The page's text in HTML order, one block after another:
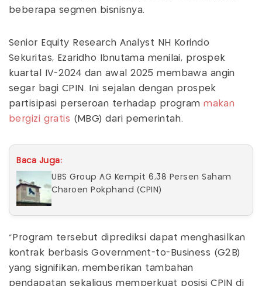
beberapa segmen bisnisnya.
Senior Equity Research Analyst NH Korindo
Sekuritas, Ezaridho Ibnutama menilai, prospek
kuartal IV-2024 dan awal 2025 membawa angin
segar bagi CPIN. Ini sejalan dengan prospek
partisipasi perseroan terhadap programmakan
bergizi gratis (MBG) dari pemerintah.
Baca Juga:
UBS Group AG Kempit 6,38 Persen Saham
Charoen Pokphand (CPIN)
“Program tersebut diprediksi dapat menghasilkan
kontrak berbasis Government-to-Business (G2B)
yang signifikan, memberikan tambahan
pendapatan sekaligus memperkuat posisi CPIN di